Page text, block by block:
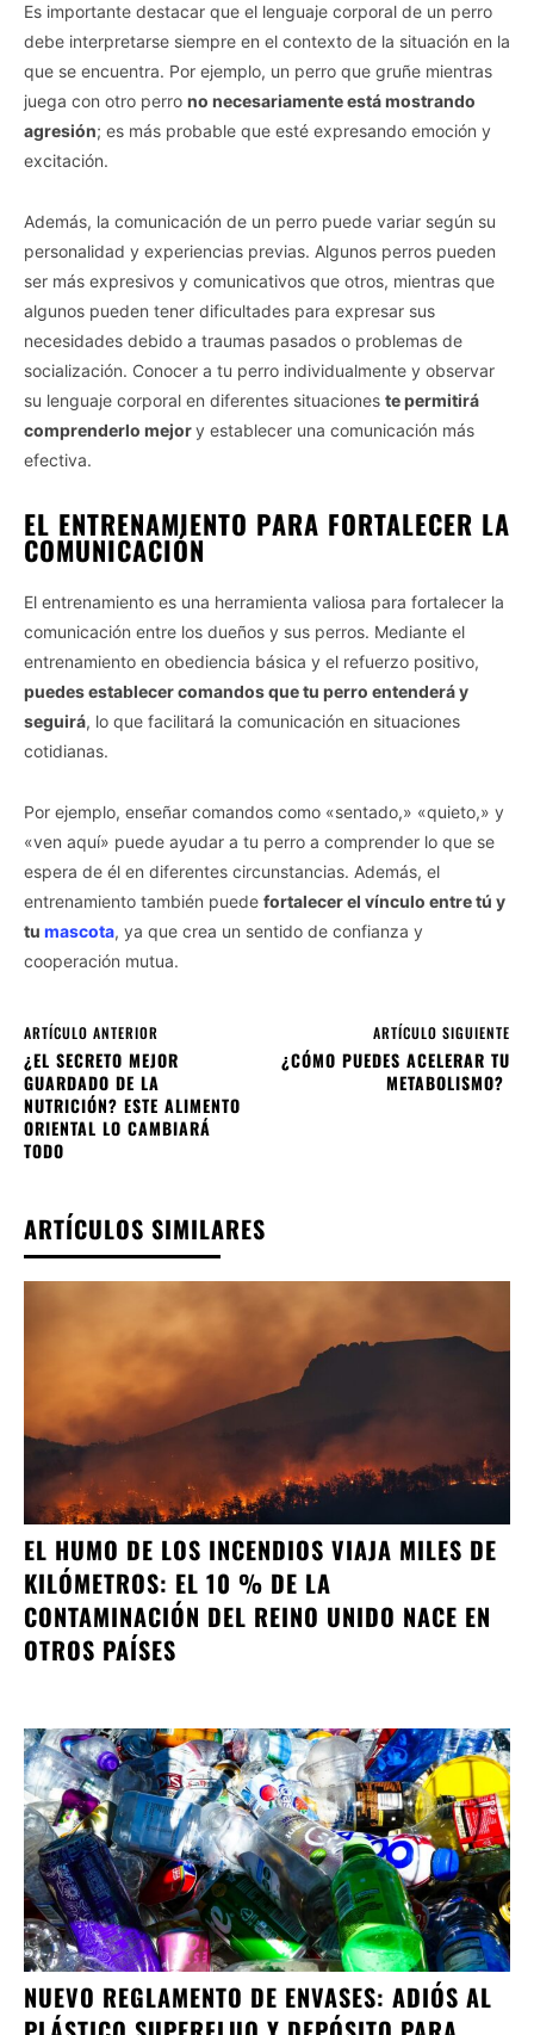
Es importante destacar que el lenguaje corporal de un perro
debe interpretarse siempre en el contexto de la situación en la
que se encuentra. Por ejemplo, un perro que gruñe mientras
juega con otro perro no necesariamente está mostrando
agresión; es más probable que esté expresando emoción y
excitación.
Además, la comunicación de un perro puede variar según su
personalidad y experiencias previas. Algunos perros pueden
ser más expresivos y comunicativos que otros, mientras que
algunos pueden tener dificultades para expresar sus
necesidades debido a traumas pasados o problemas de
socialización. Conocer a tu perro individualmente y observar
su lenguaje corporal en diferentes situaciones te permitirá
comprenderlo mejory establecer una comunicación más
efectiva.
EL ENTRENAMIENTO PARA FORTALECER LA
COMUNICACIÓN
El entrenamiento es una herramienta valiosa para fortalecer la
comunicación entre los dueños y sus perros. Mediante el
entrenamiento en obediencia básica y el refuerzo positivo,
puedes establecer comandos que tu perro entenderá y
seguirá, lo que facilitará la comunicación en situaciones
cotidianas.
Por ejemplo, enseñar comandos como «sentado,» «quieto,» y
«ven aquí» puede ayudar a tu perro a comprender lo que se
espera de él en diferentes circunstancias. Además, el
entrenamiento también puede fortalecer el vínculo entre tú y
tu mascota, ya que crea un sentido de confianza y
cooperación mutua.
ARTÍCULO ANTERIOR
¿EL SECRETO MEJOR
GUARDADO DE LA
NUTRICIÓN? ESTE ALIMENTO
ORIENTAL LO CAMBIARÁ
TODO
ARTÍCULO SIGUIENTE
¿CÓMO PUEDES ACELERAR TU
METABOLISMO?
ARTÍCULOS SIMILARES
EL HUMO DE LOS INCENDIOS VIAJA MILES DE
KILÓMETROS: EL 10 % DE LA
CONTAMINACIÓN DEL REINO UNIDO NACE EN
OTROS PAÍSES
NUEVO REGLAMENTO DE ENVASES: ADIÓS AL